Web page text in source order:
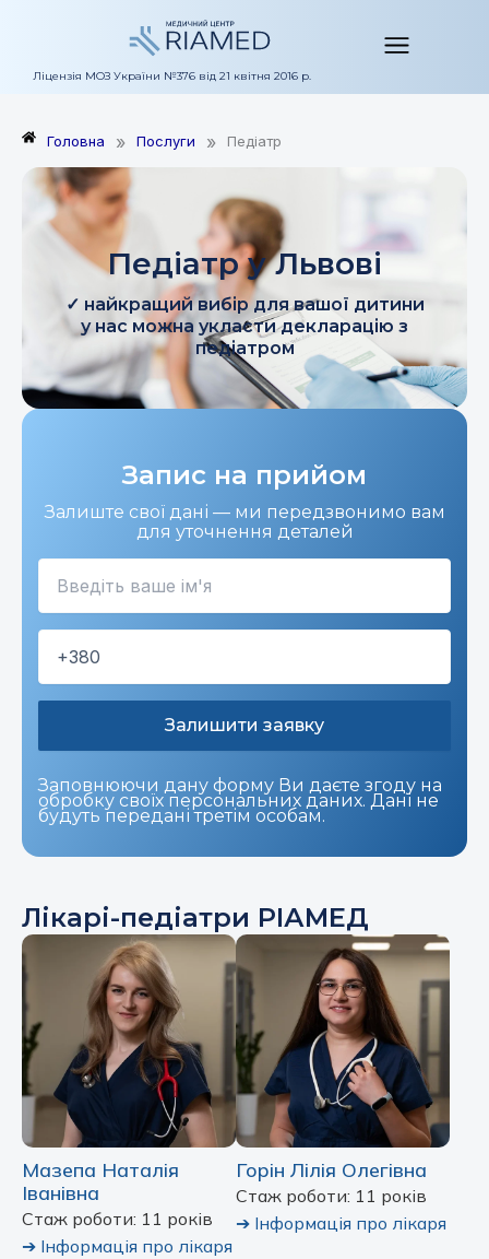
вмістуЛіцензія МОЗ України №376 від 21 квітня 2016 р.
Головна » Послуги » Педіатр
Педіатр у Львові
✓ найкращий вибір для вашої дитини
у нас можна укласти декларацію з
педіатром
Запис на прийом
Залиште свої дані — ми передзвонимо вам
для уточнення деталей
Заповнюючи дану форму Ви даєте згоду на
обробку своїх персональних даних. Дані не
будуть передані третім особам.
Лікарі-педіатри РІАМЕД
Мазепа Наталія
Іванівна
Стаж роботи: 11 років
➔ Інформація про лікаря
Горін Лілія Олегівна
Стаж роботи: 11 років
➔ Інформація про лікаря